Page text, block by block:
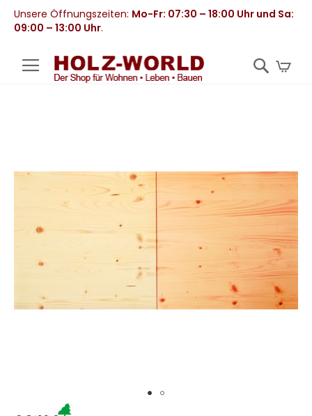
Unsere Öffnungszeiten: Mo-Fr: 07:30 – 18:00 Uhr und Sa:
09:00 – 13:00 Uhr.